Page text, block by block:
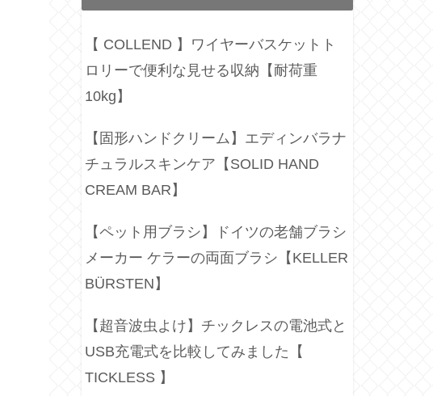
【 COLLEND 】ワイヤーバスケットト
ロリーで便利な見せる収納【耐荷重
10kg】
【固形ハンドクリーム】エディンバラナ
チュラルスキンケア【SOLID HAND
CREAM BAR】
【ペット用ブラシ】ドイツの老舗ブラシ
メーカー ケラーの両面ブラシ【KELLER
BÜRSTEN】
【超音波虫よけ】チックレスの電池式と
USB充電式を比較してみました【
TICKLESS 】